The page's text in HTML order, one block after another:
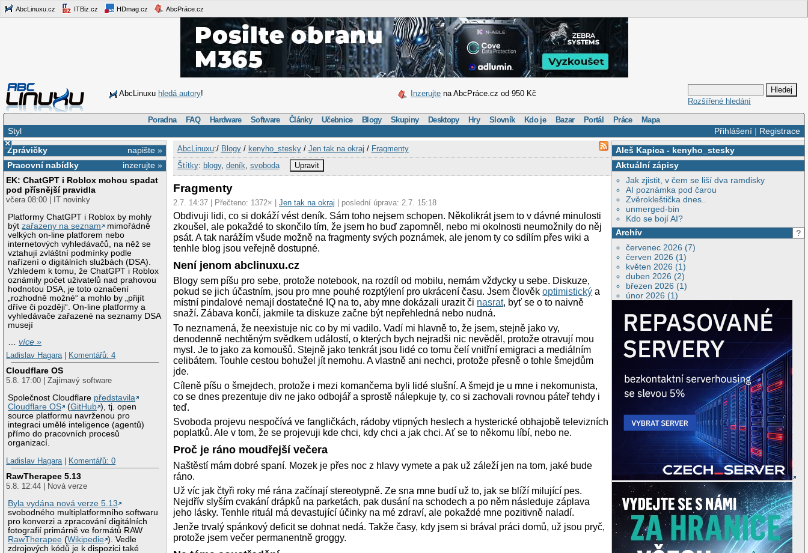
AbcLinuxu.cz ITBiz.cz HDmag.cz AbcPráce.cz
AbcLinuxu hledá autory! Inzerujte na AbcPráce.cz od 950 Kč
Rozšířené hledání
Poradna FAQ Hardware Software Články Učebnice Blogy Skupiny Desktopy Hry Slovník Kdo je Bazar Portál Práce Mapa
Přihlášení| Registrace
Styl
×
napište »
Zprávičky
inzerujte »
Pracovní nabídky
EK: ChatGPT i Roblox mohou spadat
pod přísnější pravidla
včera 08:00 | IT novinky
Platformy ChatGPT i Roblox by mohly
býtzařazeny na seznam
mimořádně
velkých on-line platforem nebo
internetových vyhledávačů, na něž se
vztahují zvláštní podmínky podle
nařízení o digitálních službách (DSA).
Vzhledem k tomu, že ChatGPT i Roblox
oznámily počet uživatelů nad prahovou
hodnotou DSA, je toto označení
„rozhodně možné“ a mohlo by „přijít
dříve či později“. On-line platformy a
vyhledávače zařazené na seznamy DSA
musejí
…více »
Ladislav Hagara
Komentářů: 4
Cloudflare OS
5.8. 17:00 | Zajímavý software
Společnost Cloudflare představila
Cloudflare OS
(GitHub ), tj. open
source platformu navrženou pro
integraci umělé inteligence (agentů)
přímo do pracovních procesů
organizací.
Ladislav Hagara
Komentářů: 0
RawTherapee 5.13
5.8. 12:44 | Nová verze
Byla vydána nová verze 5.13
svobodného multiplatformního softwaru
pro konverzi a zpracování digitálních
fotografií primárně ve formátů RAW
RawTherapee (Wikipedie ). Vedle
zdrojových kódů je k dispozici také
Aleš Kapica- kenyho_stesky
Aktuální zápisy
Jak zjistit, v čem se liší dva ramdisky
AI poznámka pod čarou
Zvěrokleštička dnes..
unmerged-bin
Kdo se bojí AI?
?
Archív
červenec 2026 (7)
červen 2026 (1)
květen 2026 (1)
duben 2026 (2)
březen 2026 (1)
únor 2026 (1)
AbcLinuxu:/ Blogy/ kenyho_stesky/ Jen tak na okraj / Fragmenty
Štítky: blogy, deník svoboda Upravit
Fragmenty
2.7. 14:37 | Přečteno: 1372× |Jen tak na okraj | poslední úprava: 2.7. 15:18
Obdivuji lidi, co si dokáží vést deník. Sám toho nejsem schopen. Několikrát jsem to v dávné minulosti
zkoušel, ale pokaždé to skončilo tím, že jsem ho buď zapomněl, nebo mi okolnosti neumožnily do něj
psát. A tak narážím všude možně na fragmenty svých poznámek, ale jenom ty co sdílím přes wiki a
tenhle blog jsou veřejně dostupné.
Není jenom abclinuxu.cz
Blogy sem píšu pro sebe, protože notebook, na rozdíl od mobilu, nemám vždycky u sebe. Diskuze,
pokud se jich účastním, jsou pro mne pouhé rozptýlení pro ukrácení času. Jsem člověkoptimistický a
místní pindalové nemají dostatečné IQ na to, aby mne dokázali urazit či nasrat, byť se o to naivně
snaží. Zábava končí, jakmile ta diskuze začne být nepřehledná nebo nudná.
To neznamená, že neexistuje nic co by mi vadilo. Vadí mi hlavně to, že jsem, stejně jako vy,
denodenně nechtěným svědkem událostí, o kterých bych nejradši nic nevěděl, protože otravují mou
mysl. Je to jako za komoušů. Stejně jako tenkrát jsou lidé co tomu čelí vnitřní emigraci a mediálním
celibátem. Touhle cestou bohužel jít nemohu. A vlastně ani nechci, protože přesně o tohle šmejdům
jde.
Cíleně píšu o šmejdech, protože i mezi komančema byli lidé slušní. A šmejd je u mne i nekomunista,
co se dnes prezentuje div ne jako odbojář a sprostě nálepkuje ty, co si zachovali rovnou páteř tehdy i
teď.
Svoboda projevu nespočívá ve fangličkách, rádoby vtipných heslech a hysterické obhajobě televizních
poplatků. Ale v tom, že se projevuji kde chci, kdy chci a jak chci. Ať se to někomu líbí, nebo ne.
Proč je ráno moudřejší večera
Naštěstí mám dobré spaní. Mozek je přes noc z hlavy vymete a pak už záleží jen na tom, jaké bude
ráno.
Už víc jak čtyři roky mé rána začínají stereotypně. Ze sna mne budí už to, jak se blíží milující pes.
Nejdřív slyším cvakání drápků na parketách, pak dusání na schodech a po něm následuje záplava
jeho lásky. Tenhle rituál má devastující účinky na mé zdraví, ale pokaždé mne pozitivně naladí.
Jenže trvalý spánkový deficit se dohnat nedá. Takže časy, kdy jsem si brával práci domů, už jsou pryč,
protože jsem večer permanentně groggy.